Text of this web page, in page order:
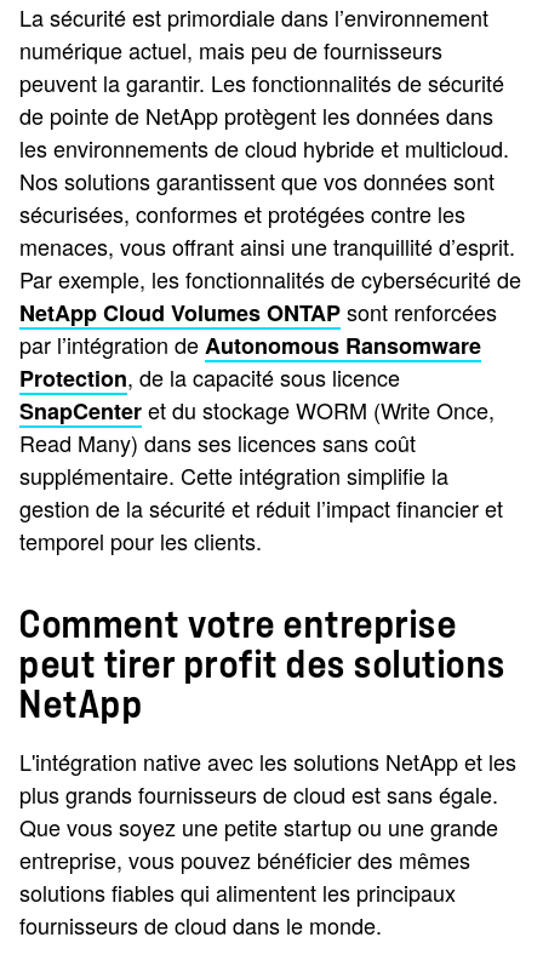
La sécurité est primordiale dans l’environnement
numérique actuel, mais peu de fournisseurs
peuvent la garantir. Les fonctionnalités de sécurité
de pointe de NetApp protègent les données dans
les environnements de cloud hybride et multicloud.
Nos solutions garantissent que vos données sont
sécurisées, conformes et protégées contre les
menaces, vous offrant ainsi une tranquillité d’esprit.
Par exemple, les fonctionnalités de cybersécurité de
NetApp Cloud Volumes ONTAPsont renforcées
par l’intégration deAutonomous Ransomware
Protection, de la capacité sous licence
SnapCenteret du stockage WORM (Write Once,
Read Many) dans ses licences sans coût
supplémentaire. Cette intégration simplifie la
gestion de la sécurité et réduit l’impact financier et
temporel pour les clients.
Comment votre entreprise
peut tirer profit des solutions
NetApp
L'intégration native avec les solutions NetApp et les
plus grands fournisseurs de cloud est sans égale.
Que vous soyez une petite startup ou une grande
entreprise, vous pouvez bénéficier des mêmes
solutions fiables qui alimentent les principaux
fournisseurs de cloud dans le monde.